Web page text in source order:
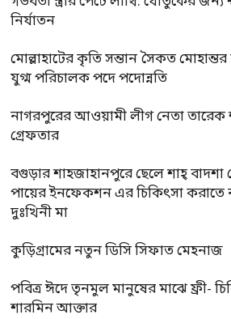
নির্যাতন
মোল্লাহাটের কৃতি সন্তান সৈকত মোহান্তর
যুগ্ম পরিচালক পদে পদোন্নতি
নাগরপুরের আওয়ামী লীগ নেতা তারেক
গ্রেফতার
বগুড়ার শাহজাহানপুরে ছেলে শাহ্
পায়ের ইনফেকশন এর চিকিৎসা করাতে
দুঃখিনী মা
কুড়িগ্রামের নতুন ডিসি সিফাত মেহনাজ
পবিত্র ঈদে তৃনমুল মানুষের মাঝে ফ্রী-
শারমিন আক্তার